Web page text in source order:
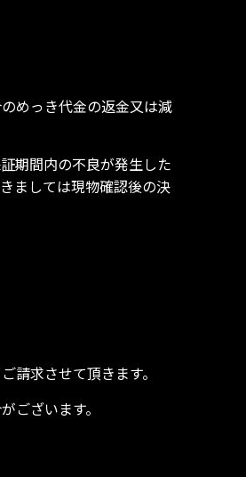
めっき代金の返金又は減
期間内の不良が発生した
ましては現物確認後の決
請求させて頂きます。
ございます。